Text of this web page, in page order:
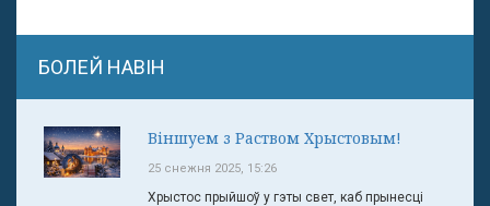
БОЛЕЙ НАВІН
Віншуем з Раством Хрыстовым!
25 снежня 2025, 15:26
Хрыстос прыйшоў у гэты свет, каб прынесці